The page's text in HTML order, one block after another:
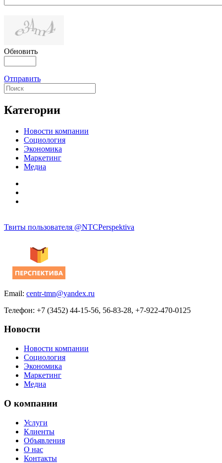
Обновить
Отправить
Категории
Новости компании
Социология
Экономика
Маркетинг
Медиа
Твиты пользователя @NTCPerspektiva
Email: centr-tmn@yandex.ru
Телефон: +7 (3452) 44-15-56, 56-83-28, +7-922-470-0125
Новости
Новости компании
Социология
Экономика
Маркетинг
Медиа
О компании
Услуги
Клиенты
Объявления
О нас
Контакты